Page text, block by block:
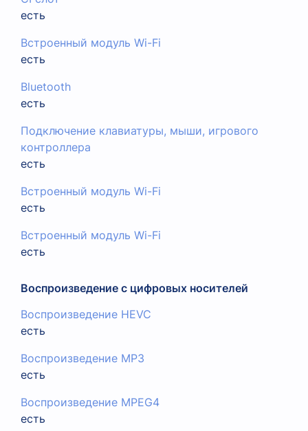
есть
Встроенный модуль Wi-Fi
есть
Bluetooth
есть
Подключение клавиатуры, мыши, игрового
контроллера
есть
Встроенный модуль Wi-Fi
есть
Встроенный модуль Wi-Fi
есть
Воспроизведение с цифровых носителей
Воспроизведение HEVC
есть
Воспроизведение MP3
есть
Воспроизведение MPEG4
есть